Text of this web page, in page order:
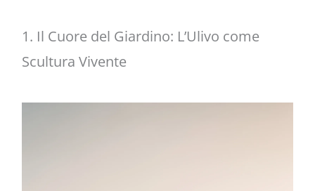
1. Il Cuore del Giardino: L’Ulivo come
Scultura Vivente